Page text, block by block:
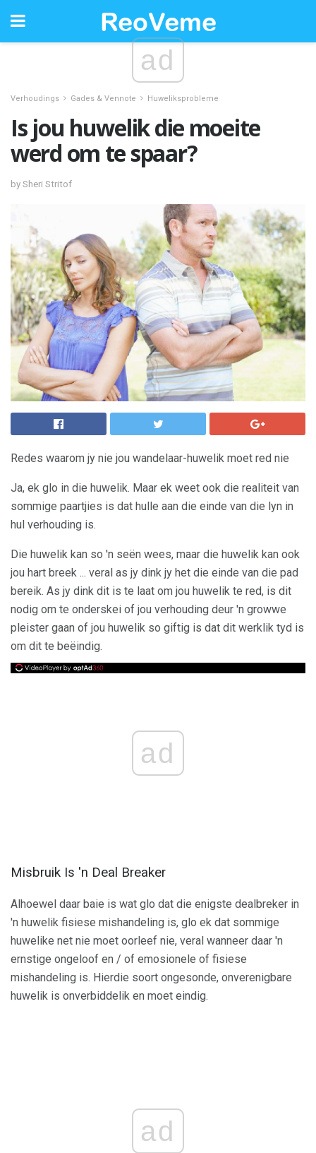
ad
Verhoudings Gades & Vennote Huweliksprobleme
Is jou huwelik die moeite
werd om te spaar?
by Sheri Stritof
Redes waarom jy nie jou wandelaar-huwelik moet red nie
Ja, ek glo in die huwelik. Maar ek weet ook die realiteit van
sommige paartjies is dat hulle aan die einde van die lyn in
hul verhouding is.
Die huwelik kan so 'n seën wees, maar die huwelik kan ook
jou hart breek ... veral as jy dink jy het die einde van die pad
bereik. As jy dink dit is te laat om jou huwelik te red, is dit
nodig om te onderskei of jou verhouding deur 'n growwe
pleister gaan of jou huwelik so giftig is dat dit werklik tyd is
om dit te beëindig.
ad
Misbruik Is 'n Deal Breaker
Alhoewel daar baie is wat glo dat die enigste dealbreker in
'n huwelik fisiese mishandeling is, glo ek dat sommige
huwelike net nie moet oorleef nie, veral wanneer daar 'n
ernstige ongeloof en / of emosionele of fisiese
mishandeling is. Hierdie soort ongesonde, onverenigbare
huwelik is onverbiddelik en moet eindig.
ad